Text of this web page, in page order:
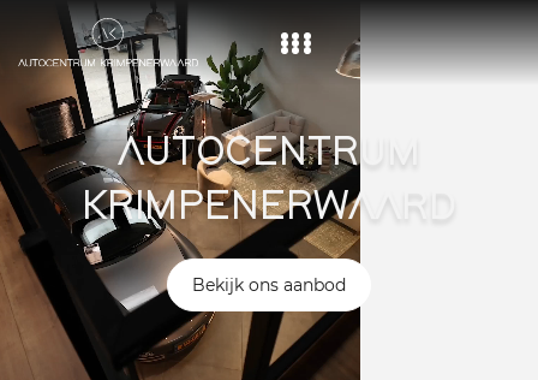
Home
Aanbod
Diensten
Over ons
Vacature
Contact
AUTOCENTRUM
KRIMPENERWAARD
Bekijk ons aanbod